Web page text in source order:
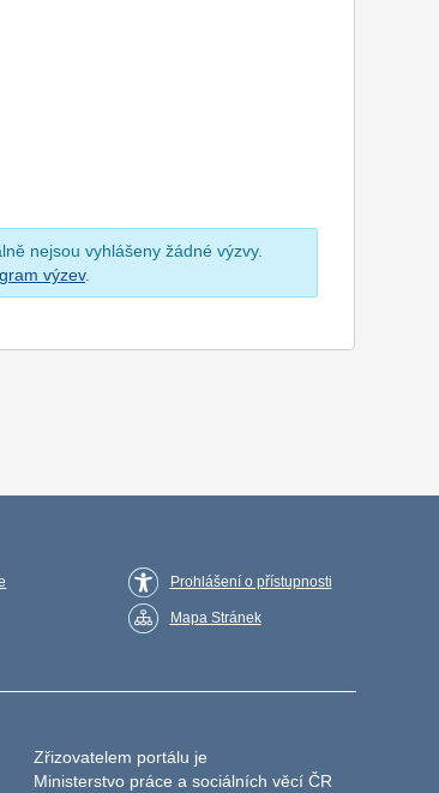
nejsou vyhlášeny žádné výzvy.
výzev.
Prohlášení o přístupnosti
Mapa Stránek
Zřizovatelem portálu je
Ministerstvo práce a sociálních věcí ČR